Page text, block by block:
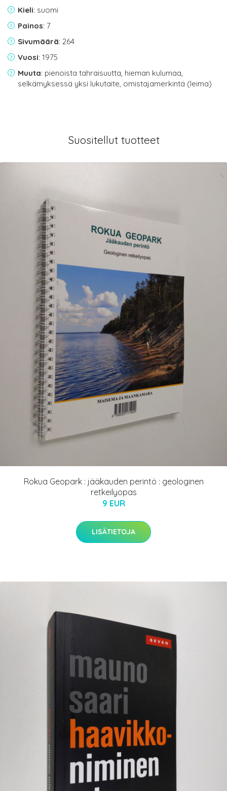
Kieli: suomi
Painos: 7
Sivumäärä: 264
Vuosi: 1975
Muuta: pienoista tahraisuutta, hieman kulumaa,
selkämyksessä yksi lukutaite, omistajamerkintä (leima)
Suositellut tuotteet
Rokua Geopark : jääkauden perintö : geologinen
retkeilyopas
9 EUR
LISÄTIETOJA